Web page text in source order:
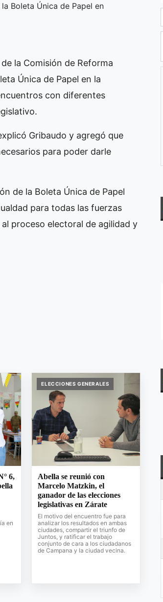
Boleta Única de Papel en
la Comisión de Reforma
Única de Papel en la
con diferentes
Gribaudo y agregó que
para poder darle
de la Boleta Única de Papel
para todas las fuerzas
proceso electoral de agilidad y
6,
en
ELECCIONES GENERALES
Abella se reunió con
Marcelo Matzkin, el
ganador de las elecciones
legislativas en Zárate
El motivo del encuentro fue para
analizar los resultados en ambas
ciudades, compartir el triunfo de
Juntos, y ratificar el trabajo
conjunto de cara a los ciudadanos
de Campana y la ciudad vecina.